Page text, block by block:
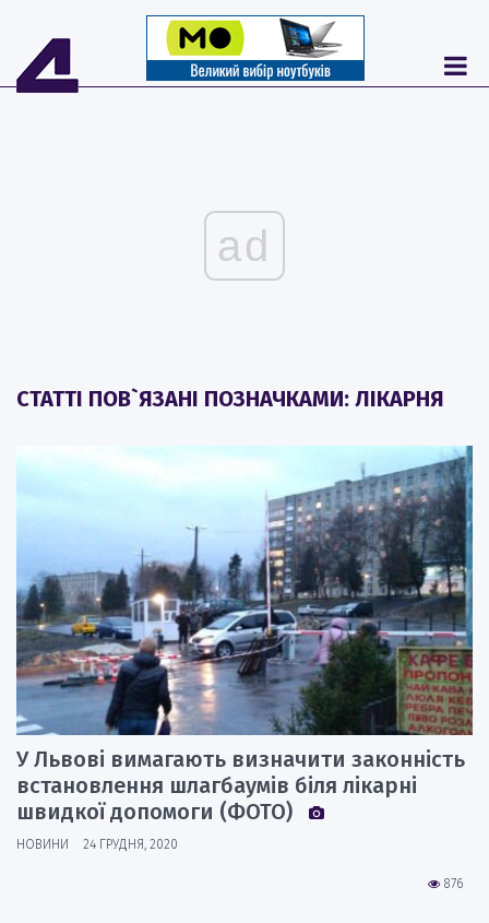
ad
СТАТТІ ПОВ`ЯЗАНІ ПОЗНАЧКАМИ: ЛІКАРНЯ
У Львові вимагають визначити законність
встановлення шлагбаумів біля лікарні
швидкої допомоги (ФОТО)
НОВИНИ 24 ГРУДНЯ, 2020
876